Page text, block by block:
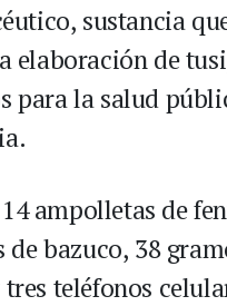
sustancia
elaboración de
para la salud
ampolletas de
de bazuco, 38
teléfonos